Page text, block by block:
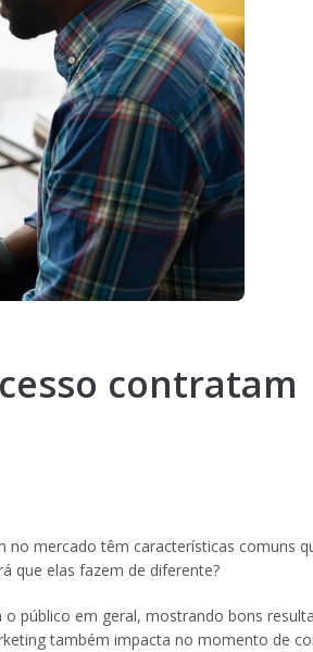
contratam
mercado têm características comuns
que elas fazem de diferente?
público em geral, mostrando bons
também impacta no momento de